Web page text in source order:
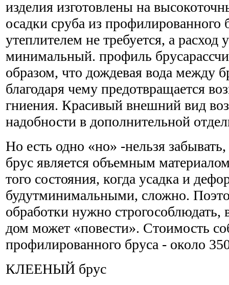
изделия изготовлены на
осадки сруба из профилированного
утеплителем не требуется, а расход
минимальный. профиль
образом, что дождевая вода между
благодаря чему предотвращается
гниения. Красивый внешний вид
надобности в дополнительной
Но есть одно «но» -нельзя
брус является объемным
того состояния, когда усадка и
будутминимальными, сложно.
обработки нужно строгособлюдать,
дом может «повести». Стоимость
профилированного бруса - около
КЛЕЕНЫЙ брус